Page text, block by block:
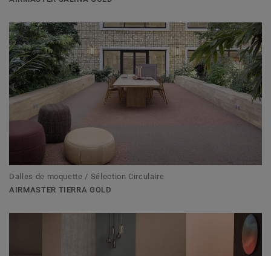
Dalles de moquette / Sélection Circulaire
AIRMASTER TIERRA GOLD